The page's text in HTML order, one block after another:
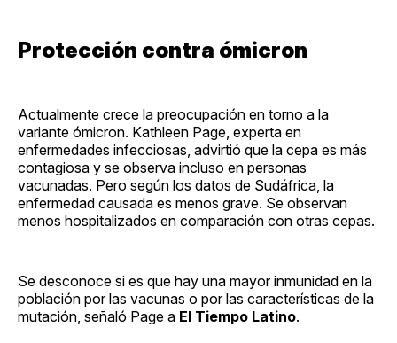
Protección contra ómicron
Actualmente crece la preocupación en torno a la
variante ómicron. Kathleen Page, experta en
enfermedades infecciosas, advirtió que la cepa es más
contagiosa y se observa incluso en personas
vacunadas. Pero según los datos de Sudáfrica, la
enfermedad causada es menos grave. Se observan
menos hospitalizados en comparación con otras cepas.
Se desconoce si es que hay una mayor inmunidad en la
población por las vacunas o por las características de la
mutación, señaló Page a El Tiempo Latino.